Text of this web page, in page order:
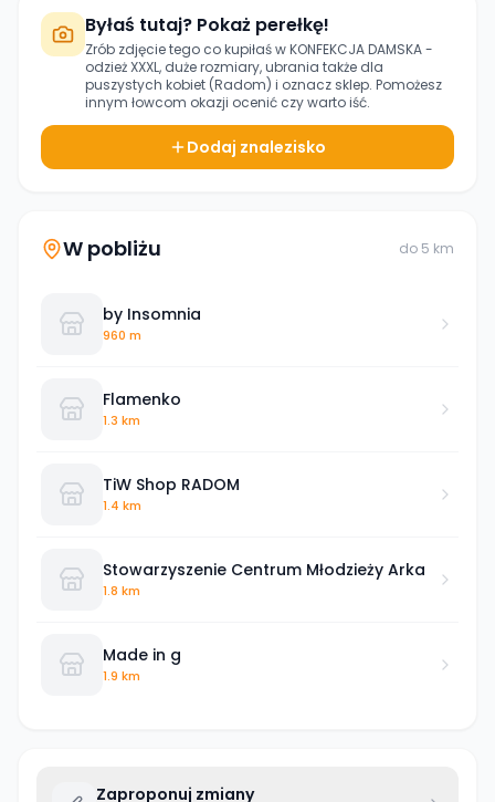
Byłaś tutaj? Pokaż perełkę!
Zrób zdjęcie tego co kupiłaś wKONFEKCJA DAMSKA -
odzież XXXL, duże rozmiary, ubrania także dla
puszystych kobiet (Radom) i oznacz sklep. Pomożesz
innym łowcom okazji ocenić czy warto iść.
Dodaj znalezisko
W pobliżu do 5 km
by Insomnia
960 m
Flamenko
1.3 km
TiW Shop RADOM
1.4 km
Stowarzyszenie Centrum Młodzieży Arka
1.8 km
Made in g
1.9 km
Zaproponuj zmiany